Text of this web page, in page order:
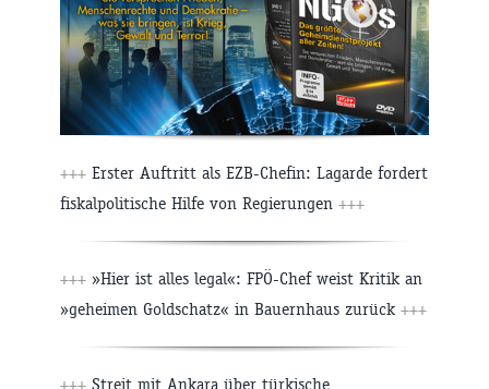
+++ Erster Auftritt als EZB-Chefin: Lagarde fordert
fiskalpolitische Hilfe von Regierungen +++
+++ »Hier ist alles legal«: FPÖ-Chef weist Kritik an
»geheimen Goldschatz« in Bauernhaus zurück +++
+++ Streit mit Ankara über türkische